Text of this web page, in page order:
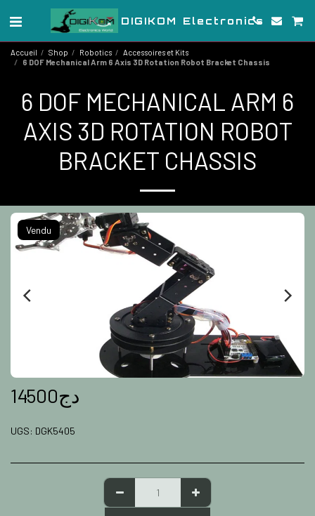
DIGIKOM Electronics
Accueil Shop Robotics
Accessoires et Kits
6 DOF Mechanical Arm 6 Axis 3D Rotation Robot Bracket Chassis
6 DOF MECHANICAL ARM 6
AXIS 3D ROTATION ROBOT
BRACKET CHASSIS
Vendu
14500دج
UGS: DGK5405